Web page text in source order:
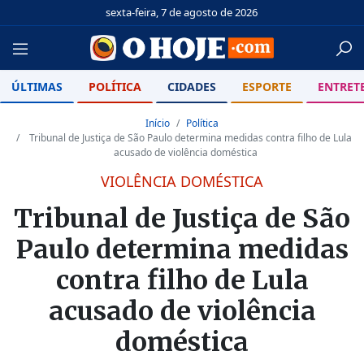
sexta-feira, 7 de agosto de 2026
ÚLTIMAS POLÍTICA CIDADES ESPORTE
Início
Política
Tribunal de Justiça de São Paulo determina medidas contra filho de Lula
acusado de violência doméstica
VIOLÊNCIA DOMÉSTICA
Tribunal de Justiça de São
Paulo determina medidas
contra filho de Lula
acusado de violência
doméstica